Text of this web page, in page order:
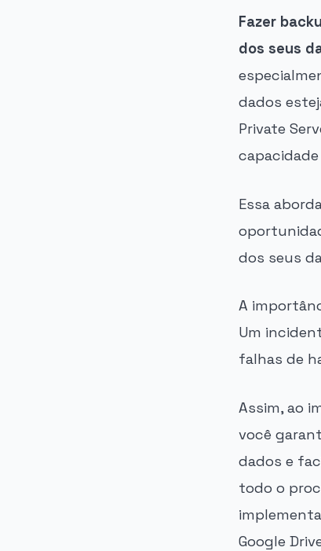
Fazer
dos seus
dados
Private
Essa
dos seus
A
Um
falhas de
Assim, ao
você
dados e
todo o
Google